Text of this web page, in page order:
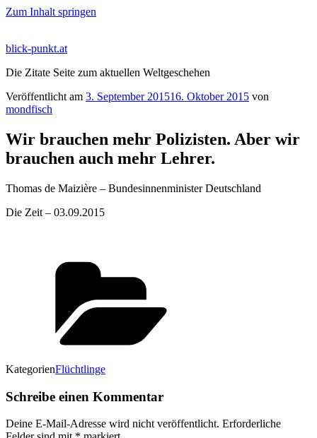
Zum Inhalt springen
blick-punkt.at
Die Zitate Seite zum aktuellen Weltgeschehen
Veröffentlicht am 3. September 201516. Oktober 2015 von
mondfisch
Wir brauchen mehr Polizisten. Aber wir
brauchen auch mehr Lehrer.
Thomas de Maizière – Bundesinnenminister Deutschland
Die Zeit – 03.09.2015
KategorienFlüchtlinge
Schreibe einen Kommentar
Deine E-Mail-Adresse wird nicht veröffentlicht. Erforderliche